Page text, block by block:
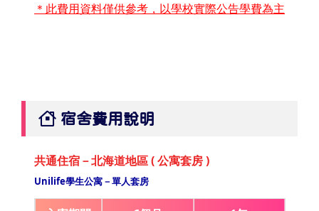
＊此費用資料僅供參考，以學校實際公告學費為主
宿舍費用說明
共通住宿－北海道地區 ( 公寓套房 )
Unilife學生公寓－單人套房